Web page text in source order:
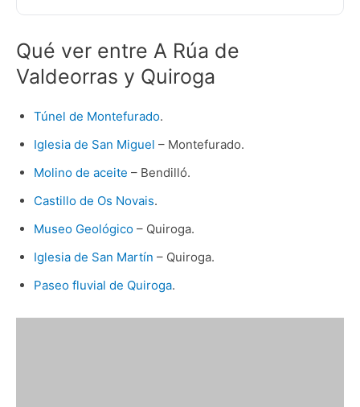
Qué ver entre A Rúa de
Valdeorras y Quiroga
Túnel de Montefurado.
Iglesia de San Miguel – Montefurado.
Molino de aceite – Bendilló.
Castillo de Os Novais.
Museo Geológico– Quiroga.
Iglesia de San Martín – Quiroga.
Paseo fluvial de Quiroga.